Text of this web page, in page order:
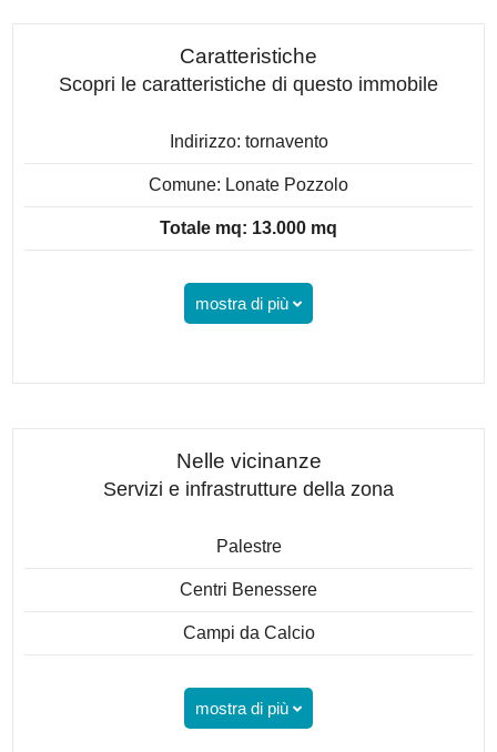
Caratteristiche
Scopri le caratteristiche di questo immobile
Indirizzo: tornavento
Comune: Lonate Pozzolo
Totale mq: 13.000 mq
mostra di più
Nelle vicinanze
Servizi e infrastrutture della zona
Palestre
Centri Benessere
Campi da Calcio
mostra di più